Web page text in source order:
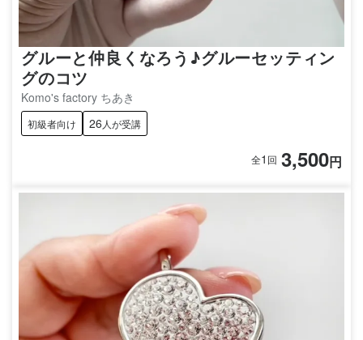
グルーと仲良くなろう♪グルーセッティン
グのコツ
Komo's factory ちあき
初級者向け 26 人が受講
全1 回 3,500円